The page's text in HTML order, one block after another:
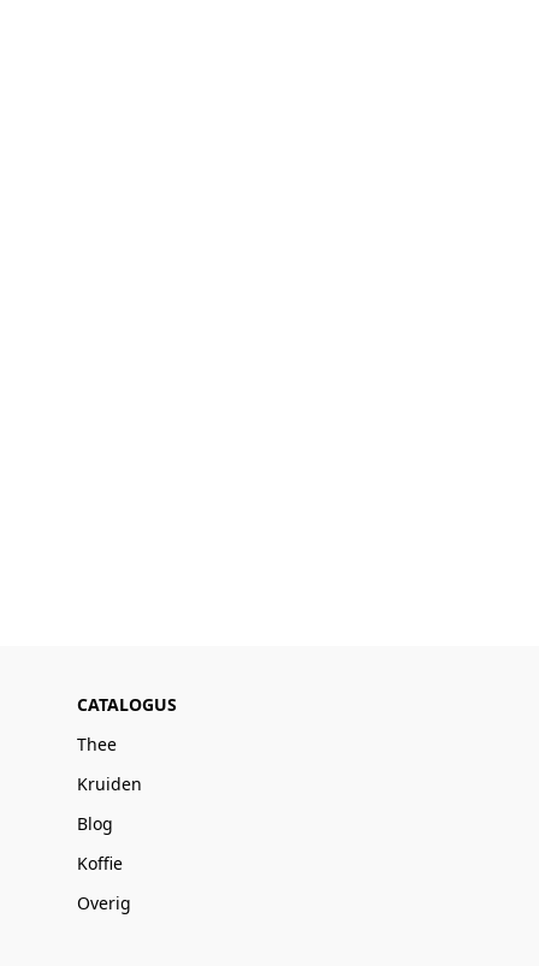
CATALOGUS
Thee
Kruiden
Blog
Koffie
Overig